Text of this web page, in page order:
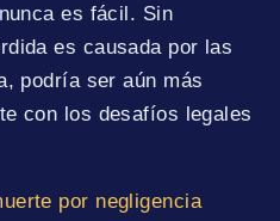
es fácil. Sin
es causada por las
podría ser aún más
con los desafíos legales
por negligencia